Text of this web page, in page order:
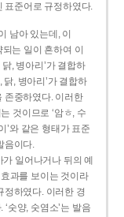
표준어로 규정하였다.
남아 있는데, 이
는 일이 흔하여 이
, 병아리’가 결합하
닭, 병아리’가 결합하
존중하였다. 이러한
것이므로 ‘암ㅎ, 수
’와 같은 형태가 표준
음이다.
일어나거나 뒤의 예
과를 보이는 것이라
정하였다. 이러한 경
숫양, 숫염소’는 발음